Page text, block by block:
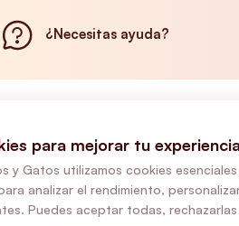
¿Necesitas ayuda?
para mejorar tu
y Gatos utilizamos cookies
analizar el rendimiento,
Puedes aceptar todas,